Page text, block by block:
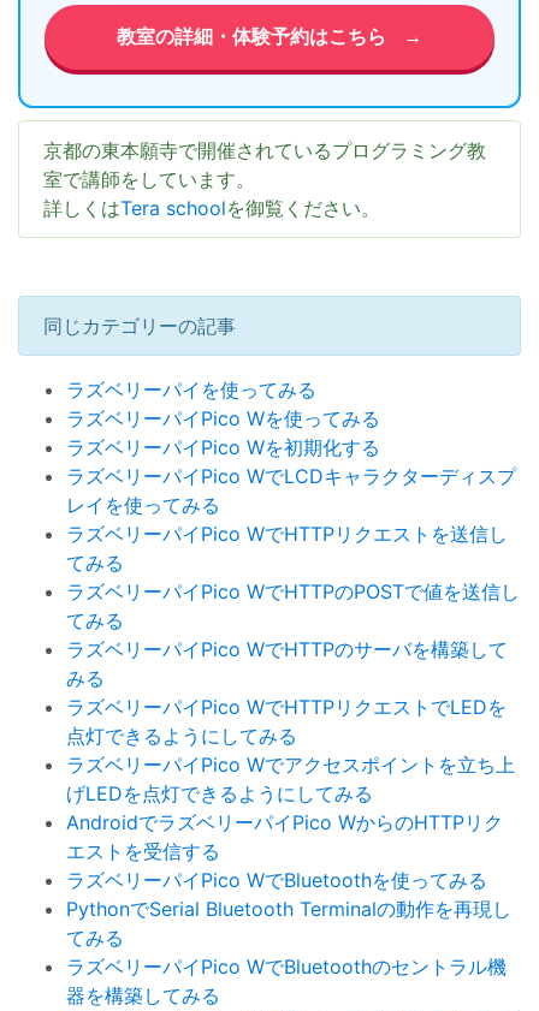
教室の詳細・体験予約はこちら →
京都の東本願寺で開催されているプログラミング教
室で講師をしています。
詳しくはTera schoolを御覧ください。
同じカテゴリーの記事
ラズベリーパイを使ってみる
ラズベリーパイPico Wを使ってみる
ラズベリーパイPico Wを初期化する
ラズベリーパイPico WでLCDキャラクターディスプ
レイを使ってみる
ラズベリーパイPico WでHTTPリクエストを送信し
てみる
ラズベリーパイPico WでHTTPのPOSTで値を送信し
てみる
ラズベリーパイPico WでHTTPのサーバを構築して
みる
ラズベリーパイPico WでHTTPリクエストでLEDを
点灯できるようにしてみる
ラズベリーパイPico Wでアクセスポイントを立ち上
げLEDを点灯できるようにしてみる
AndroidでラズベリーパイPico WからのHTTPリク
エストを受信する
ラズベリーパイPico WでBluetoothを使ってみる
PythonでSerial Bluetooth Terminalの動作を再現し
てみる
ラズベリーパイPico WでBluetoothのセントラル機
器を構築してみる